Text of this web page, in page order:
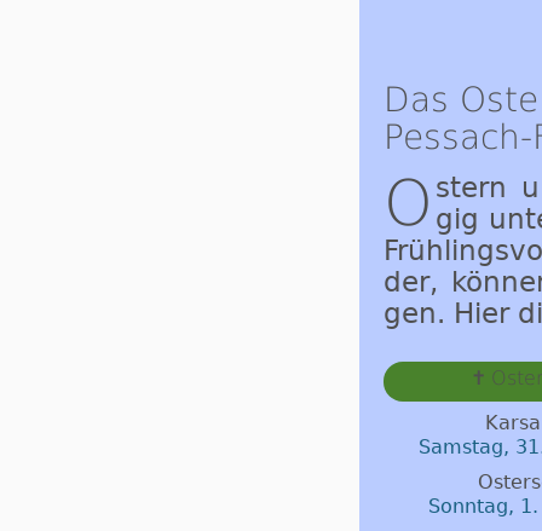
Das
O stern
gig
der,
gen. Hier
✝
Samstag,
Sonntag,